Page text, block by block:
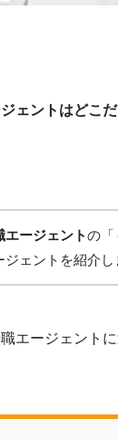
ェントはどこだ
ージェントの「
ェントを紹介し
エージェント